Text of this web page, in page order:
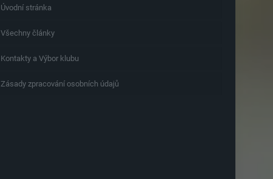
Úvodní stránka
Všechny články
Kontakty a Výbor klubu
Zásady zpracování osobních údajů